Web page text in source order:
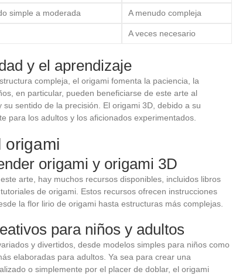
simple a moderada A menudo compleja
A veces necesario
y el aprendizaje
compleja, el origami fomenta la paciencia, la
en particular, pueden beneficiarse de este arte al
sentido de la precisión. El origami 3D, debido a su
para los adultos y los aficionados experimentados.
origami
origami y origami 3D
arte, hay muchos recursos disponibles, incluidos libros
de origami. Estos recursos ofrecen instrucciones
la flor lirio de origami hasta estructuras más complejas.
para niños y adultos
y divertidos, desde modelos simples para niños como
elaboradas para adultos. Ya sea para crear una
o simplemente por el placer de doblar, el origami